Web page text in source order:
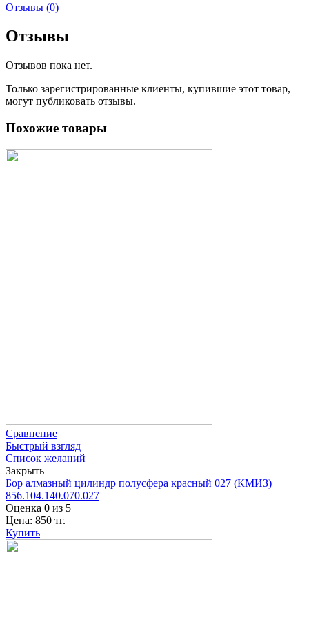
Отзывы (0)
Отзывы
Отзывов пока нет.
Только зарегистрированные клиенты, купившие этот товар,
могут публиковать отзывы.
Похожие товары
Сравнение
Быстрый взгляд
Список желаний
Закрыть
Бор алмазный цилиндр полусфера красный 027 (КМИЗ)
856.104.140.070.027
Оценка 0 из 5
Цена: 850 тг.
Купить